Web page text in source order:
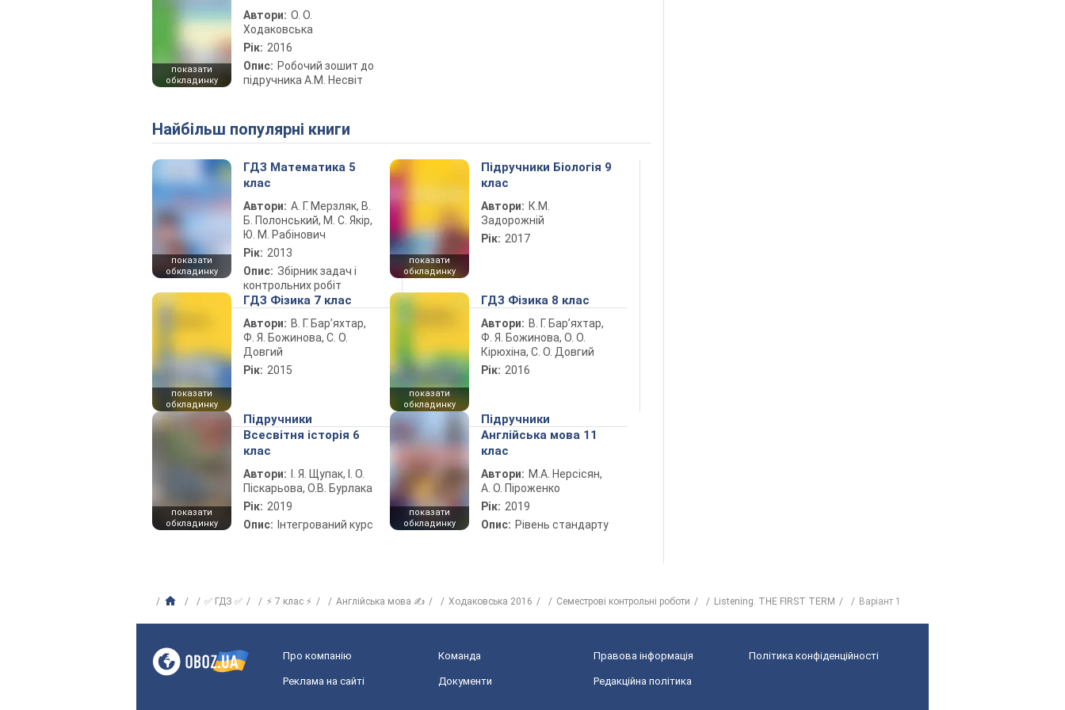
показати
обкладинку
Автори: О. О.
Ходаковська
Рік: 2016
Опис: Робочий зошит до
підручника А.М. Несвіт
Найбільш популярні книги
показати
обкладинку
ГДЗ Математика 5
клас
Автори: А. Г. Мерзляк, В.
Б. Полонський, М. С. Якір,
Ю. М. Рабінович
Рік: 2013
Опис: Збірник задач і
контрольних робіт
показати
обкладинку
Підручники Біологія 9
клас
Автори: К.М.
Задорожній
Рік: 2017
показати
обкладинку
ГДЗ Фізика 7 клас
Автори: В. Г. Бар’яхтар,
Ф. Я. Божинова, С. О.
Довгий
Рік: 2015
показати
обкладинку
ГДЗ Фізика 8 клас
Автори: В. Г. Бар’яхтар,
Ф. Я. Божинова, О. О.
Кірюхіна, С. О. Довгий
Рік: 2016
показати
обкладинку
Підручники
Всесвітня історія 6
клас
Автори:
І. Я. Щупак, І. О.
Піскарьова, О.В. Бурлака
Рік: 2019
Опис: Інтегрований курс
показати
обкладинку
Підручники
Англійська мова 11
клас
Автори: М.А. Нерсісян,
А. О. Піроженко
Рік: 2019
Опис: Рівень стандарту
✅ ГДЗ ✅ ⚡ 7 клас ⚡ Англійська мова ✍ Ходаковська 2016 Семестрові контрольні роботи Listening. THE FIRST TERM Варіант 1
Про компанію Команда Правова інформація Політика конфіденційності
Реклама на сайті Документи Редакційна політика